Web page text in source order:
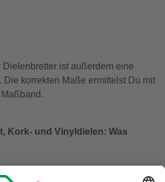
Dielenbretter ist außerdem eine
Die korrekten Maße ermittelst Du mit
Kork- und Vinyldielen: Was
täuschend ähnlich, kann aber auch